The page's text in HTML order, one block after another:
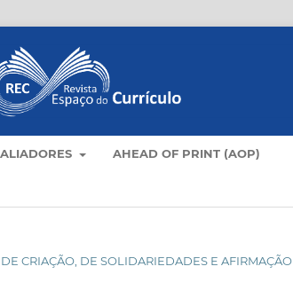
AHEAD OF PRINT (AOP)
CRIAÇÃO, DE SOLIDARIEDADES E AFIRMAÇÃO